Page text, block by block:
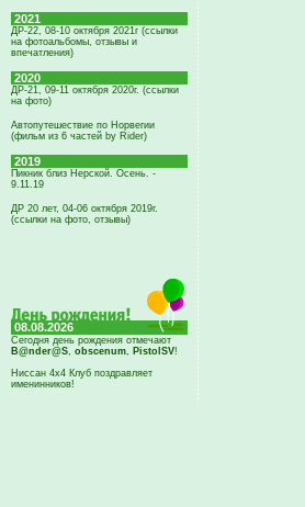
2021
ДР-22, 08-10 октября 2021г (ссылки
на фотоальбомы, отзывы и
впечатления)
2020
ДР-21, 09-11 октября 2020г. (ссылки
на фото)
Автопутешествие по Норвегии
(фильм из 6 частей by Rider)
2019
Пикник близ Нерской. Осень. -
9.11.19
ДР 20 лет, 04-06 октября 2019г.
(ссылки на фото, отзывы)
08.08.2026
Сегодня день рождения отмечают
B@nder@S, obscenum, PistolSV!
Ниссан 4х4 Клуб поздравляет
именинников!